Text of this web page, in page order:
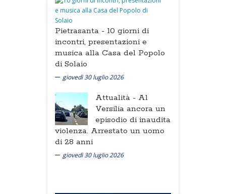
Pietrasanta - 10 giorni di
incontri, presentazioni e
musica alla Casa del Popolo
di Solaio
giovedì 30 luglio 2026
Attualità - Al
Versilia ancora un
episodio di inaudita
violenza. Arrestato un uomo
di 28 anni
giovedì 30 luglio 2026